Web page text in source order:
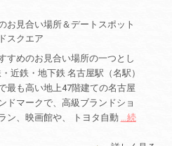
お見合い場所＆デートスポット
スクエア
すめのお見合い場所の一つとし
近鉄・地下鉄 名古屋駅（名駅）
最も高い地上47階建ての名古屋
ドマークで、高級ブランドショ
ン、映画館や、 トヨタ自動 …続